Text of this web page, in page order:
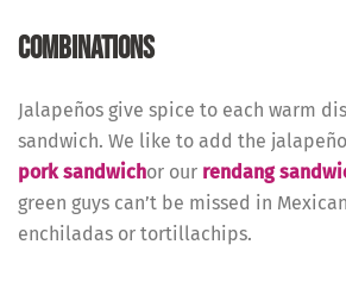
COMBINATIONS
Jalapeños give spice to each warm
sandwich. We like to add the
pork sandwichor our rendang
green guys can’t be missed in
enchiladas or tortillachips.